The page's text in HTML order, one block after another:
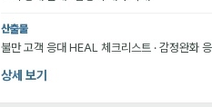
산출물
불만 고객 응대 HEAL 체크리스트 · 감정완화
상세 보기